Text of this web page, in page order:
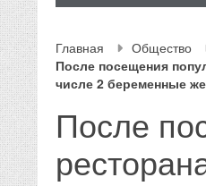
Главная
Общество
После посещения
числе 2 беременные
После